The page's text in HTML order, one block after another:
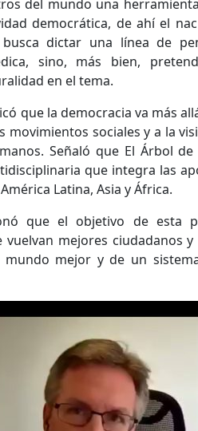
del mundo una
democrática, de ahí el
dictar una línea de
sino, más bien,
en el tema.
que la democracia va más
movimientos sociales y a la
Señaló que El Árbol
que integra las
Latina, Asia y África.
que el objetivo de esta
vuelvan mejores ciudadanos
mejor y de un